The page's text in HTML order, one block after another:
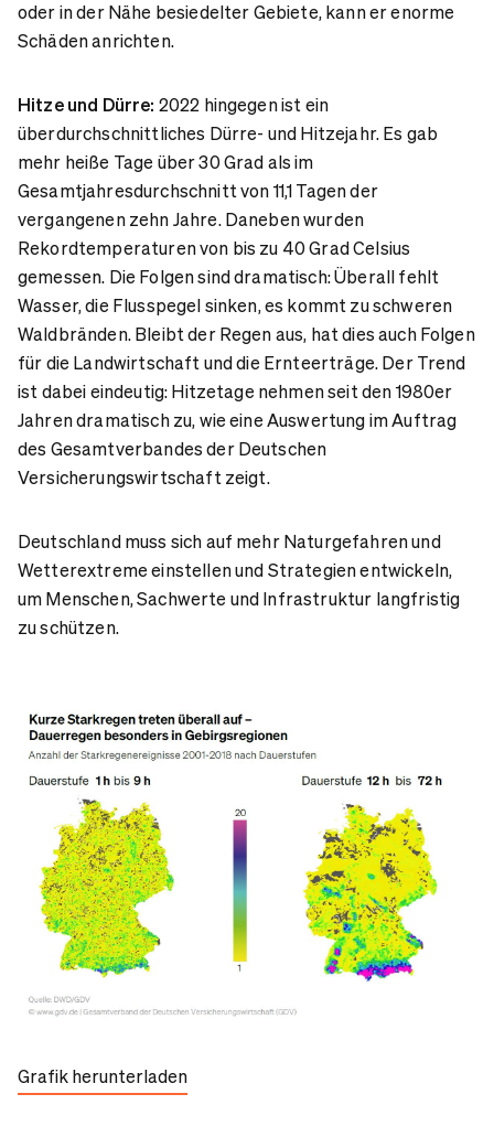
oder in der Nähe besiedelter Gebiete, kann er enorme
Schäden anrichten.
Hitze und Dürre: 2022 hingegen ist ein
überdurchschnittliches Dürre- und Hitzejahr. Es gab
mehr heiße Tage über 30 Grad als im
Gesamtjahresdurchschnitt von 11,1 Tagen der
vergangenen zehn Jahre. Daneben wurden
Rekordtemperaturen von bis zu 40 Grad Celsius
gemessen. Die Folgen sind dramatisch: Überall fehlt
Wasser, die Flusspegel sinken, es kommt zu schweren
Waldbränden. Bleibt der Regen aus, hat dies auch Folgen
für die Landwirtschaft und die Ernteerträge. Der Trend
ist dabei eindeutig: Hitzetage nehmen seit den 1980er
Jahren dramatisch zu, wie eine Auswertung im Auftrag
des Gesamtverbandes der Deutschen
Versicherungswirtschaft zeigt.
Deutschland muss sich auf mehr Naturgefahren und
Wetterextreme einstellen und Strategien entwickeln,
um Menschen, Sachwerte und Infrastruktur langfristig
zu schützen.
Grafik herunterladen